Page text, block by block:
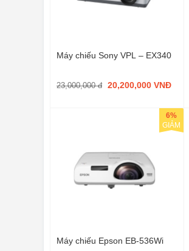
Máy chiếu Sony VPL – EX340
23,000,000 đ 20,200,000 VNĐ
Máy chiếu Epson EB-536Wi
6%
GIẢM